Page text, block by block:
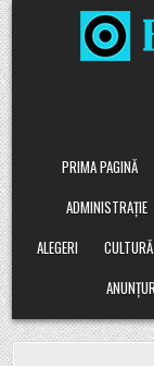
Skip
to
content
PRIMA PAGINĂ
ADMINISTRAȚIE
ALEGERI
CULTURĂ